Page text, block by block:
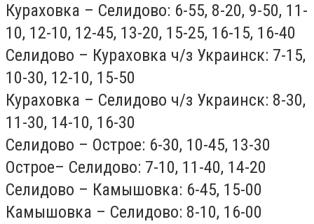
Кураховка – Селидово: 6-55, 8-20, 9-50, 11-
10, 12-10, 12-45, 13-20, 15-25, 16-15, 16-40
Селидово – Кураховка ч/з Украинск: 7-15,
10-30, 12-10, 15-50
Кураховка – Селидово ч/з Украинск: 8-30,
11-30, 14-10, 16-30
Селидово – Острое: 6-30, 10-45, 13-30
Острое– Селидово: 7-10, 11-40, 14-20
Селидово – Камышовка: 6-45, 15-00
Камышовка – Селидово: 8-10, 16-00